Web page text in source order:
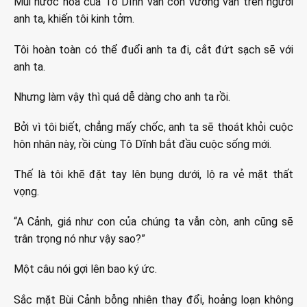
anh ta, khiến tôi kinh tởm.
Tôi hoàn toàn có thể đuổi anh ta đi, cắt đứt sạch sẽ với
anh ta.
Nhưng làm vậy thì quá dễ dàng cho anh ta rồi.
Bởi vì tôi biết, chẳng mấy chốc, anh ta sẽ thoát khỏi cuộc
hôn nhân này, rồi cùng Tô Dĩnh bắt đầu cuộc sống mới.
Thế là tôi khẽ đặt tay lên bụng dưới, lộ ra vẻ mặt thất
vọng.
“A Cảnh, giá như con của chúng ta vẫn còn, anh cũng sẽ
trân trọng nó như vậy sao?”
Một câu nói gợi lên bao ký ức.
Sắc mặt Bùi Cảnh bỗng nhiên thay đổi, hoảng loạn không